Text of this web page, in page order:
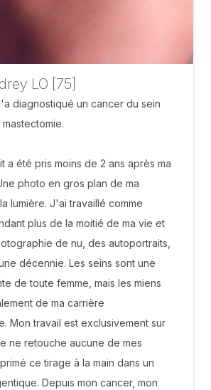
LO [75]
diagnostiqué un cancer du sein
a été pris moins de 2 ans après ma
photo en gros plan de ma
lumière. J'ai travaillé comme
plus de la moitié de ma vie et
de nu, des autoportraits,
décennie. Les seins sont une
de toute femme, mais les miens
de ma carrière
Mon travail est exclusivement sur
ne retouche aucune de mes
ce tirage à la main dans un
Depuis mon cancer, mon